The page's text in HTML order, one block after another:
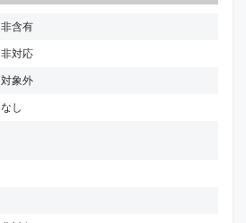
非含有
非対応
対象外
なし